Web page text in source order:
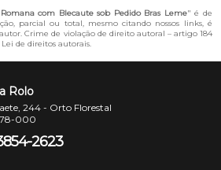
com Blecaute sob Pedido Bras Leme" é de
parcial ou total, mesmo citando nossos links, é
Crime de violação de direito autoral – artigo 184
Lei de direitos autorais.
Rolo
244 - Orto Florestal
000
2623